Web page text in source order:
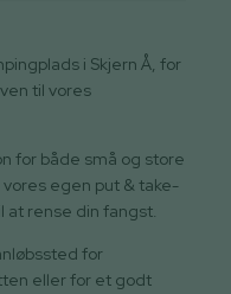
i Skjern Å, for
til vores
for både små og store
egen put & take-
at rense din fangst.
for
eller for et godt